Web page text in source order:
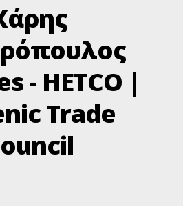
- HETCO |
Trade